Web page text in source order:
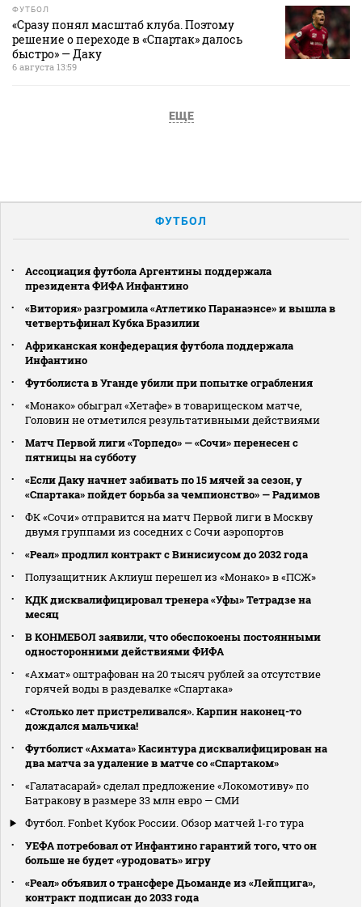
ФУТБОЛ
«Сразу понял масштаб клуба. Поэтому
решение о переходе в «Спартак» далось
быстро» — Даку
6 августа 13:59
ЕЩЕ
ФУТБОЛ
Ассоциация футбола Аргентины поддержала
президента ФИФА Инфантино
«Витория» разгромила «Атлетико Паранаэнсе» и вышла в
четвертьфинал Кубка Бразилии
Африканская конфедерация футбола поддержала
Инфантино
Футболиста в Уганде убили при попытке ограбления
«Монако» обыграл «Хетафе» в товарищеском матче,
Головин не отметился результативными действиями
Матч Первой лиги «Торпедо» — «Сочи» перенесен с
пятницы на субботу
«Если Даку начнет забивать по 15 мячей за сезон, у
«Спартака» пойдет борьба за чемпионство» — Радимов
ФК «Сочи» отправится на матч Первой лиги в Москву
двумя группами из соседних с Сочи аэропортов
«Реал» продлил контракт с Винисиусом до 2032 года
Полузащитник Аклиуш перешел из «Монако» в «ПСЖ»
КДК дисквалифицировал тренера «Уфы» Тетрадзе на
месяц
В КОНМЕБОЛ заявили, что обеспокоены постоянными
односторонними действиями ФИФА
«Ахмат» оштрафован на 20 тысяч рублей за отсутствие
горячей воды в раздевалке «Спартака»
«Столько лет пристреливался». Карпин наконец-то
дождался мальчика!
Футболист «Ахмата» Касинтура дисквалифицирован на
два матча за удаление в матче со «Спартаком»
«Галатасарай» сделал предложение «Локомотиву» по
Батракову в размере 33 млн евро — СМИ
Футбол. Fonbet Кубок России. Обзор матчей 1-го тура
УЕФА потребовал от Инфантино гарантий того, что он
больше не будет «уродовать» игру
«Реал» объявил о трансфере Дьоманде из «Лейпцига»,
контракт подписан до 2033 года